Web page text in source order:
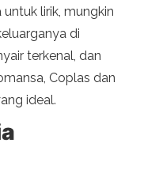
lirik, mungkin
di
terkenal, dan
Coplas dan
ideal.